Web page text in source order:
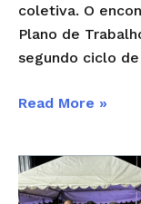
coletiva. O
Plano de
segundo ciclo
Read More »
Produtores
recebem